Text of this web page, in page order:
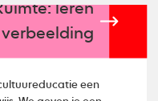
leren
een